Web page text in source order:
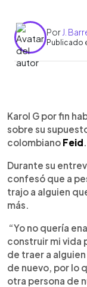
Por J.
Publicado
►
Karol G por fin
sobre su
colombiano Feid
Durante su
confesó que a
trajo a alguien
más.
“Yo no quería
construir mi vida
de traer a
de nuevo, por lo
otra persona de